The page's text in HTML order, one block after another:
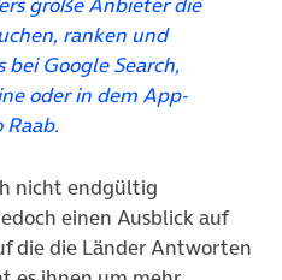
ranken und
bei Google Search,
oder in dem App-
Raab.
nicht endgültig
einen Ausblick auf
die die Länder Antworten